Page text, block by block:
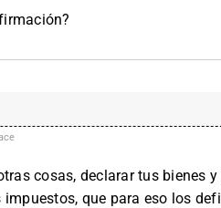
cosas, declarar tus bienes
que para eso los